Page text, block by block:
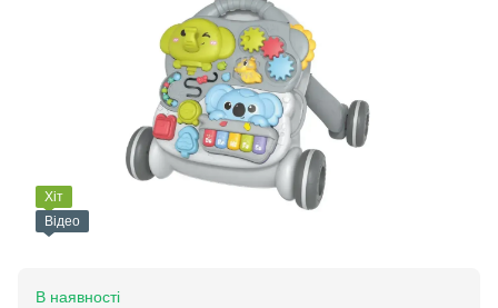
Хіт
Відео
В наявності